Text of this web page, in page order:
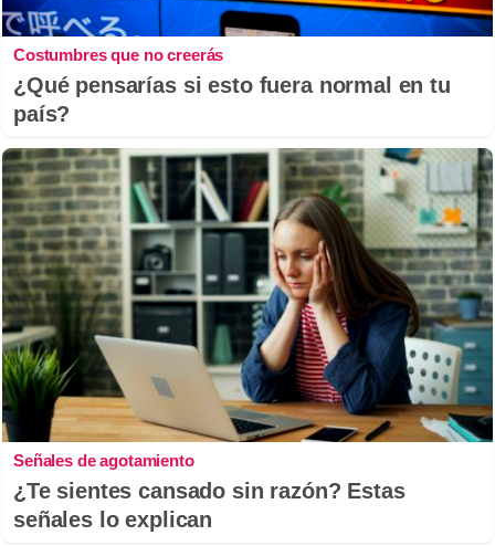
Costumbres que no creerás
¿Qué pensarías si esto fuera normal en tu
país?
Señales de agotamiento
¿Te sientes cansado sin razón? Estas
señales lo explican